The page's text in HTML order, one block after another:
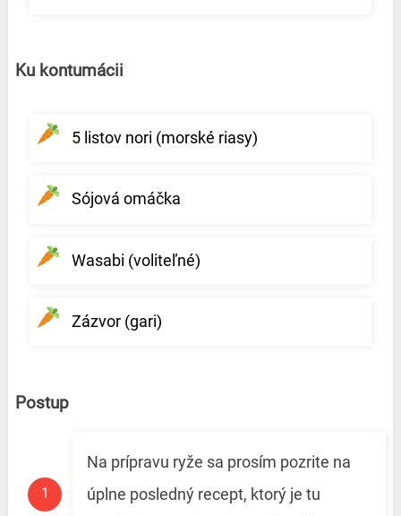
Ku kontumácii
5 listov nori (morské riasy)
Sójová omáčka
Wasabi (voliteľné)
Zázvor (gari)
Postup
Na prípravu ryže sa prosím pozrite na
úplne posledný recept, ktorý je tu